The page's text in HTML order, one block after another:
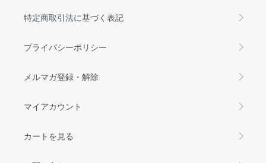
特定商取引法に基づく表記
プライバシーポリシー
メルマガ登録・解除
マイアカウント
カートを見る